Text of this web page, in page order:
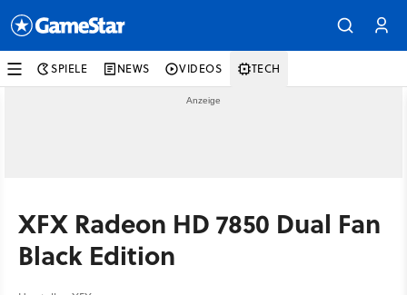
SPIELE NEWS VIDEOS TECH
XFX Radeon HD 7850 Dual Fan
Black Edition